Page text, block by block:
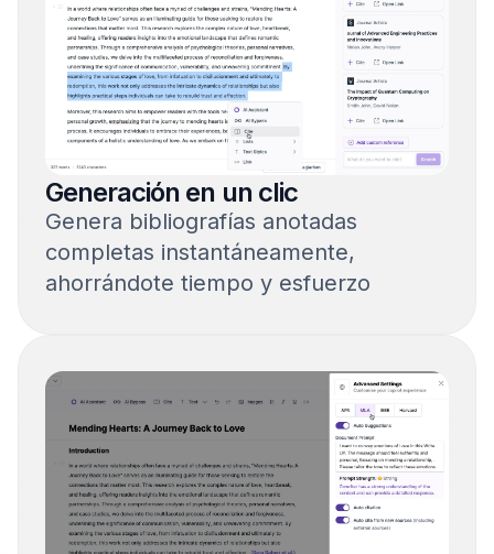
Generación en un clic
Genera bibliografías anotadas
completas instantáneamente,
ahorrándote tiempo y esfuerzo